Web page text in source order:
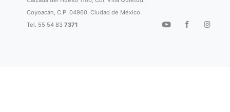
Coyoacán, C.P. 04960, Ciudad de México.
Tel. 55 54 837371